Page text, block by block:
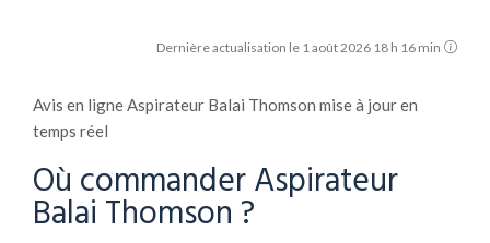
Dernière actualisation le 1 août 2026 18 h 16 min
Avis en ligne Aspirateur Balai Thomson mise à jour en
temps réel
Où commander Aspirateur
Balai Thomson ?